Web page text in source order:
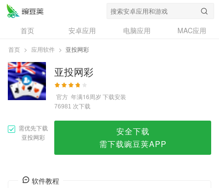
首页 安卓应用 电脑应用
MAC应用
资讯
专题
问答
首页 > 应用软件 > 亚投网彩
亚投网彩
官方 年满16周岁 下载安装
76981 次下载
需优先下载
亚投网彩
安全下载
需下载豌豆荚APP
软件教程